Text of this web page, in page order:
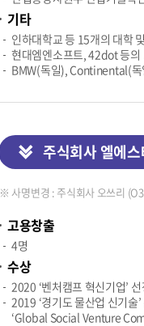
기타
인하대학교 등 15개의 대학
현대엠엔소프트, 42dot 등의
BMW(독일), Continental(독
주식회사 엘에
※ 사명변경 : 주식회사 오쓰리
고용창출
4명
수상
2020 ‘벤처캠프 혁신기업’
2019 ‘경기도 물산업 신기술
‘Global Social Venture